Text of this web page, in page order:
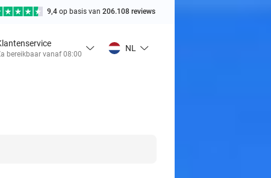
9,4 op basis van 206.108 reviews
bereikbaar vanaf 08:00
NL